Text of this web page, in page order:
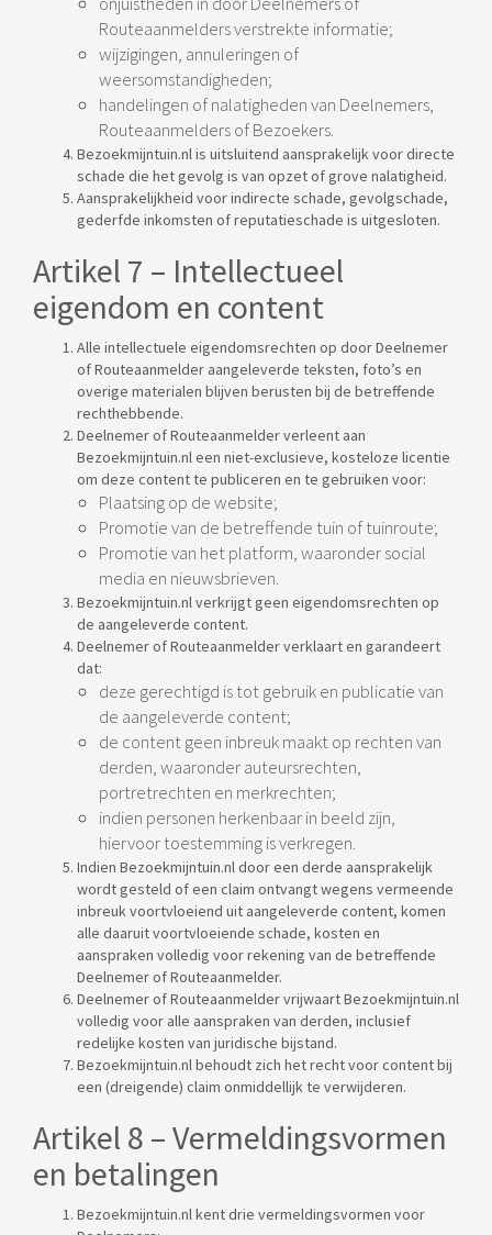
Routeaanmelders verstrekte informatie;
wijzigingen, annuleringen of
weersomstandigheden;
handelingen of nalatigheden van Deelnemers,
Routeaanmelders of Bezoekers.
Bezoekmijntuin.nl is uitsluitend aansprakelijk voor directe
schade die het gevolg is van opzet of grove nalatigheid.
Aansprakelijkheid voor indirecte schade, gevolgschade,
gederfde inkomsten of reputatieschade is uitgesloten.
Artikel 7 – Intellectueel
eigendom en content
Alle intellectuele eigendomsrechten op door Deelnemer
of Routeaanmelder aangeleverde teksten, foto’s en
overige materialen blijven berusten bij de betreffende
rechthebbende.
Deelnemer of Routeaanmelder verleent aan
Bezoekmijntuin.nl een niet-exclusieve, kosteloze licentie
om deze content te publiceren en te gebruiken voor:
Plaatsing op de website;
Promotie van de betreffende tuin of tuinroute;
Promotie van het platform, waaronder social
media en nieuwsbrieven.
Bezoekmijntuin.nl verkrijgt geen eigendomsrechten op
de aangeleverde content.
Deelnemer of Routeaanmelder verklaart en garandeert
dat:
deze gerechtigd is tot gebruik en publicatie van
de aangeleverde content;
de content geen inbreuk maakt op rechten van
derden, waaronder auteursrechten,
portretrechten en merkrechten;
indien personen herkenbaar in beeld zijn,
hiervoor toestemming is verkregen.
Indien Bezoekmijntuin.nl door een derde aansprakelijk
wordt gesteld of een claim ontvangt wegens vermeende
inbreuk voortvloeiend uit aangeleverde content, komen
alle daaruit voortvloeiende schade, kosten en
aanspraken volledig voor rekening van de betreffende
Deelnemer of Routeaanmelder.
Deelnemer of Routeaanmelder vrijwaart Bezoekmijntuin.nl
volledig voor alle aanspraken van derden, inclusief
redelijke kosten van juridische bijstand.
Bezoekmijntuin.nl behoudt zich het recht voor content bij
een (dreigende) claim onmiddellijk te verwijderen.
Artikel 8 – Vermeldingsvormen
en betalingen
Bezoekmijntuin.nl kent drie vermeldingsvormen voor